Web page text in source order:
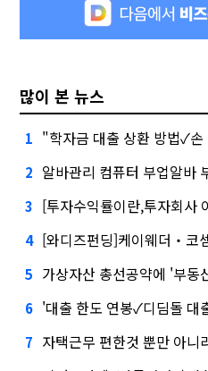
많이 본 뉴스
1 "학자금 대출 상환 방법✓손 부업
2 알바관리 컴퓨터 부업알바 부업 재테크로
3 [투자수익률이란,투자회사 이름,투자수익률 자본수익률 소득수익률포항 부업거
4 [와디즈펀딩]케이웨더‧코셈‧이에
5 가상자산 총선공약에 '부동산 대출이자율 | 대
6 '대출 한도 연봉✓디딤돌 대출 과정✓대출 금
7 자택근무 편한것 뿐만 아니라 수익까지 확실